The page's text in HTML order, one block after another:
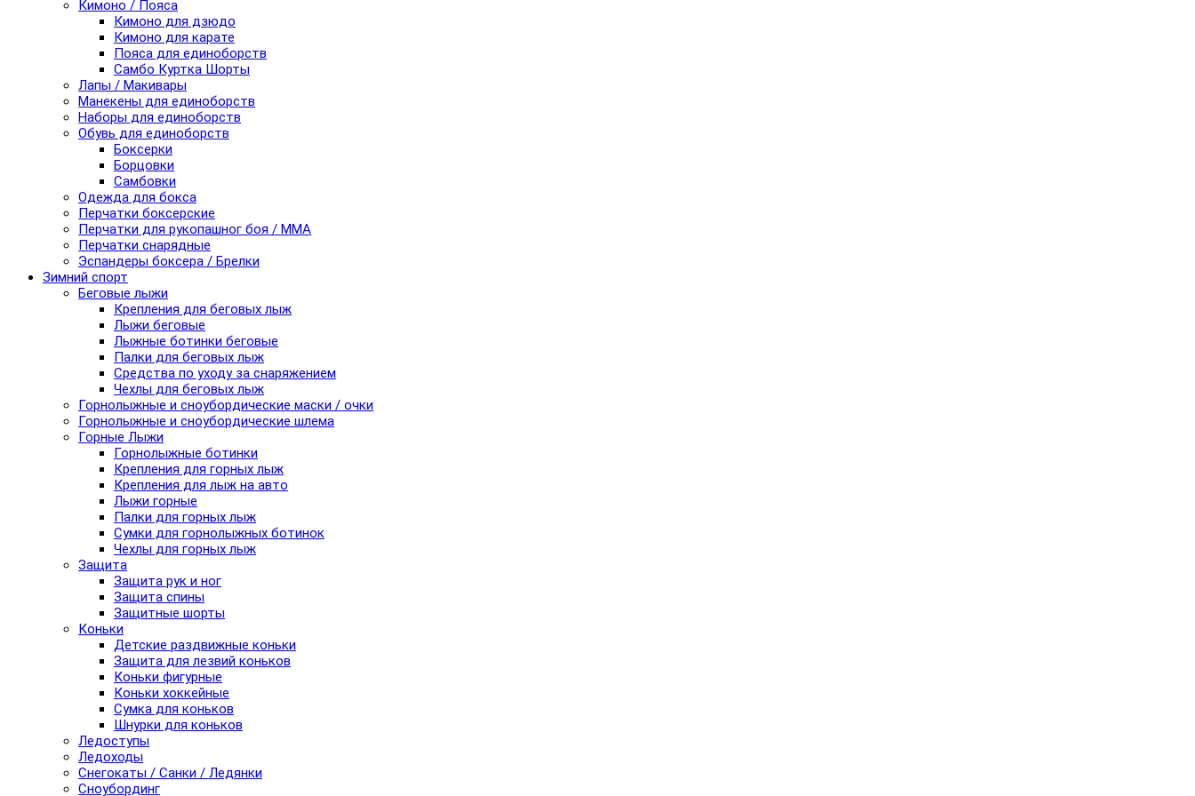
Кимоно / Пояса
Кимоно для дзюдо
Кимоно для карате
Пояса для единоборств
Самбо Куртка Шорты
Лапы / Макивары
Манекены для единоборств
Наборы для единоборств
Обувь для единоборств
Боксерки
Борцовки
Самбовки
Одежда для бокса
Перчатки боксерские
Перчатки для рукопашног боя / ММА
Перчатки снарядные
Эспандеры боксера / Брелки
Зимний спорт
Беговые лыжи
Крепления для беговых лыж
Лыжи беговые
Лыжные ботинки беговые
Палки для беговых лыж
Средства по уходу за снаряжением
Чехлы для беговых лыж
Горнолыжные и сноубордические маски / очки
Горнолыжные и сноубордические шлема
Горные Лыжи
Горнолыжные ботинки
Крепления для горных лыж
Крепления для лыж на авто
Лыжи горные
Палки для горных лыж
Сумки для горнолыжных ботинок
Чехлы для горных лыж
Защита
Защита рук и ног
Защита спины
Защитные шорты
Коньки
Детские раздвижные коньки
Защита для лезвий коньков
Коньки фигурные
Коньки хоккейные
Сумка для коньков
Шнурки для коньков
Ледоступы
Ледоходы
Снегокаты / Санки / Ледянки
Сноубординг